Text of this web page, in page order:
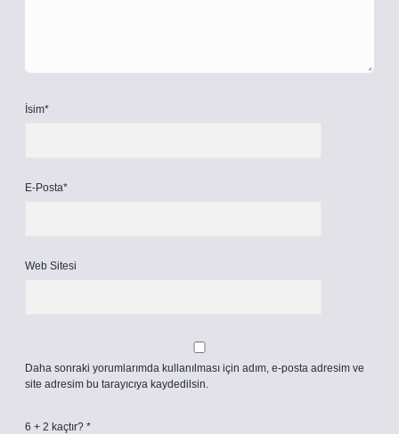
İsim*
E-Posta*
Web Sitesi
Daha sonraki yorumlarımda kullanılması için adım, e-posta adresim ve
site adresim bu tarayıcıya kaydedilsin.
6 + 2 kaçtır? *